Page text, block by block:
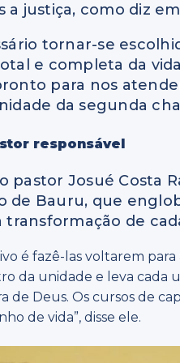
a justiça, como diz
tornar-se
e completa da
para nos
da segunda
responsável
pastor Josué Costa
de Bauru, que
transformação de
é fazê-las voltarem
da unidade e leva cada
de Deus. Os cursos de
de vida”, disse ele.